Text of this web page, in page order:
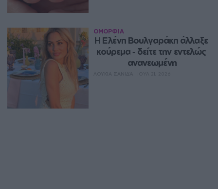
ΟΜΟΡΦΙΑ
Η Ελένη Βουλγαράκη άλλαξε
κούρεμα ‑ δείτε την εντελώς
ανανεωμένη